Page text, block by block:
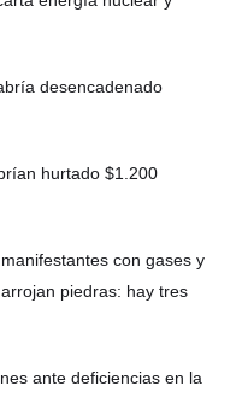
desencadenado
hurtado $1.200
con gases y
piedras: hay tres
ante deficiencias en la